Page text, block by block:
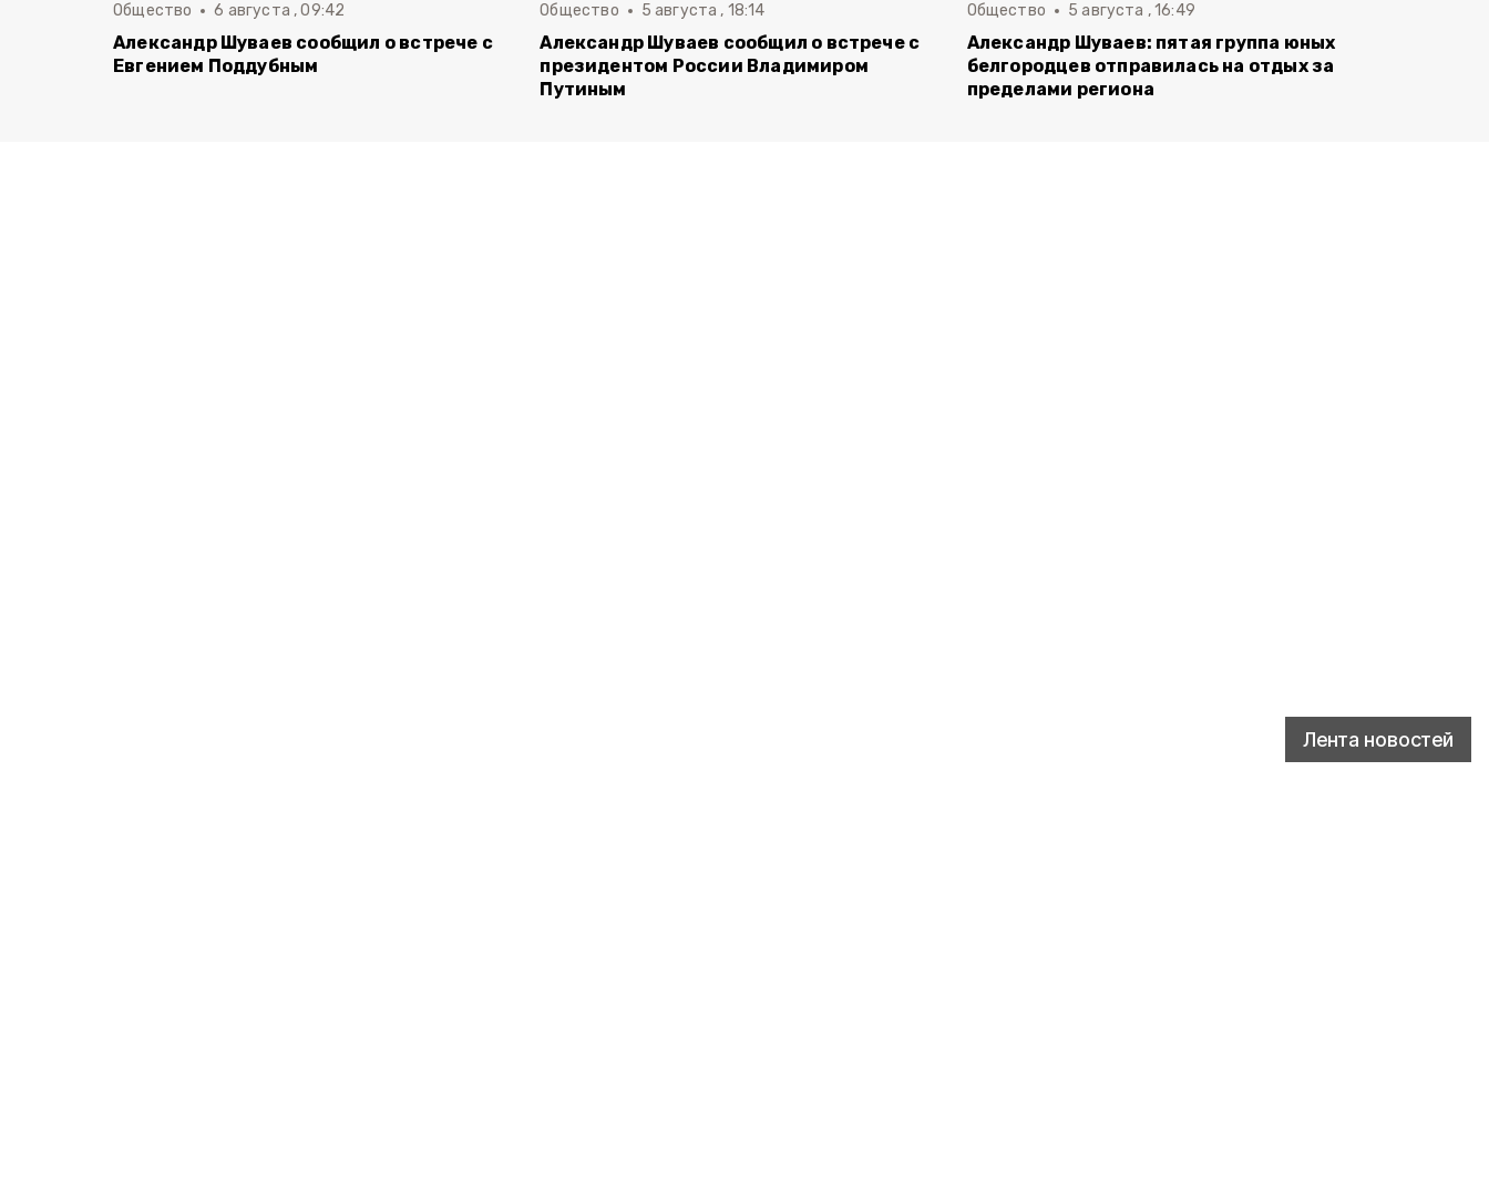
Лента новостей
Общество 6 августа , 09:42
Александр Шуваев сообщил о встрече с
Евгением Поддубным
Общество 5 августа , 18:14
Александр Шуваев сообщил о встрече с
президентом России Владимиром
Путиным
Общество 5 августа , 16:49
Александр Шуваев: пятая группа юных
белгородцев отправилась на отдых за
пределами региона